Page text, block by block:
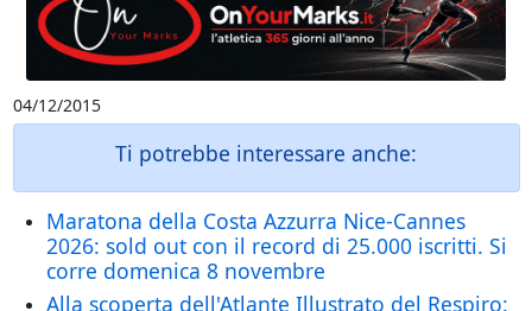
04/12/2015
Ti potrebbe interessare anche:
Maratona della Costa Azzurra Nice-Cannes
2026: sold out con il record di 25.000 iscritti. Si
corre domenica 8 novembre
Alla scoperta dell'Atlante Illustrato del Respiro: